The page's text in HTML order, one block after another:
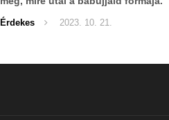
Érdekes 2023. 10. 21.